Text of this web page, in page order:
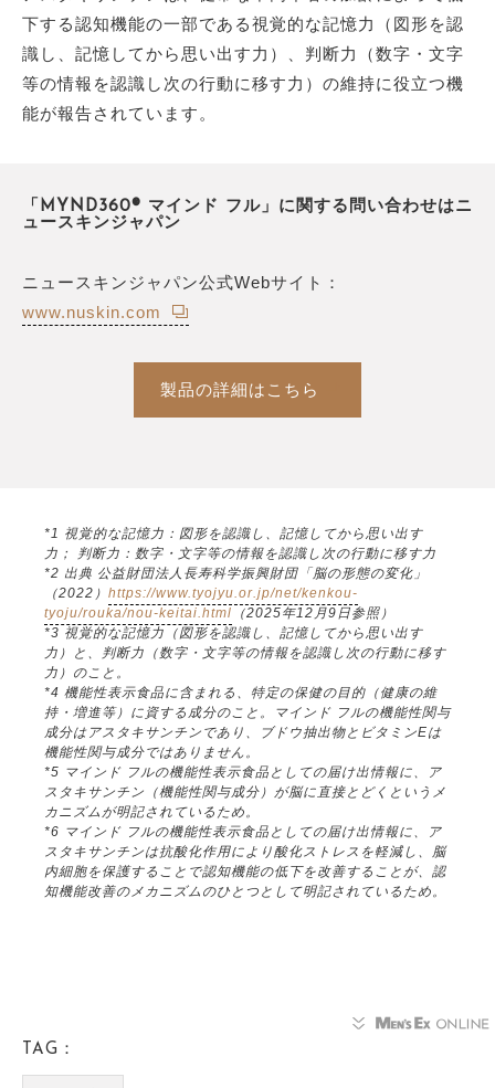
下する認知機能の一部である視覚的な記憶力（図形を認
識し、記憶してから思い出す力）、判断力（数字・文字
等の情報を認識し次の行動に移す力）の維持に役立つ機
能が報告されています。
「MYND360® マインド フル」に関する問い合わせはニ
ュースキンジャパン
ニュースキンジャパン公式Webサイト：
www.nuskin.com
製品の詳細はこちら
*1 視覚的な記憶力：図形を認識し、記憶してから思い出す
力； 判断力：数字・文字等の情報を認識し次の行動に移す力
*2 出典 公益財団法人長寿科学振興財団「脳の形態の変化」
（2022） https://www.tyojyu.or.jp/net/kenkou-
tyoju/rouka/nou-keitai.html （2025年12月9日参照）
*3 視覚的な記憶力（図形を認識し、記憶してから思い出す
力）と、判断力（数字・文字等の情報を認識し次の行動に移す
力）のこと。
*4 機能性表示食品に含まれる、特定の保健の目的（健康の維
持・増進等）に資する成分のこと。マインド フルの機能性関与
成分はアスタキサンチンであり、ブドウ抽出物とビタミンEは
機能性関与成分ではありません。
*5 マインド フルの機能性表示食品としての届け出情報に、ア
スタキサンチン（機能性関与成分）が脳に直接とどくというメ
カニズムが明記されているため。
*6 マインド フルの機能性表示食品としての届け出情報に、ア
スタキサンチンは抗酸化作用により酸化ストレスを軽減し、脳
内細胞を保護することで認知機能の低下を改善することが、認
知機能改善のメカニズムのひとつとして明記されているため。
TAG：